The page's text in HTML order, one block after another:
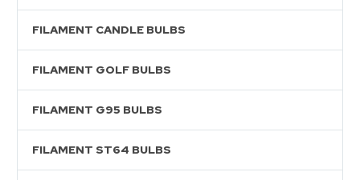
FILAMENT CANDLE BULBS
FILAMENT GOLF BULBS
FILAMENT G95 BULBS
FILAMENT ST64 BULBS